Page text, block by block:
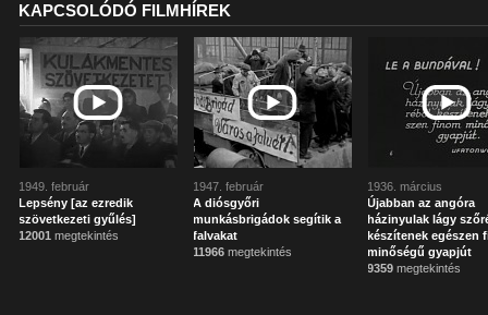
KAPCSOLÓDÓ FILMHÍREK
1949. február
Lepsény [az ezredik
szövetkezeti gyűlés]
12001 megtekintés
1947. február
A diósgyőri
munkásbrigádok segítik a
falvakat
11966 megtekintés
1936. március
Újabban az angóra
házinyulak lágy
készítenek egészen
minőségű gyapjút
9359 megtekintés